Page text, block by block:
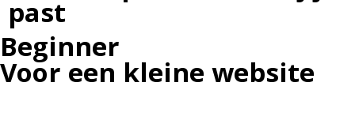
past
Beginner
Voor een kleine website